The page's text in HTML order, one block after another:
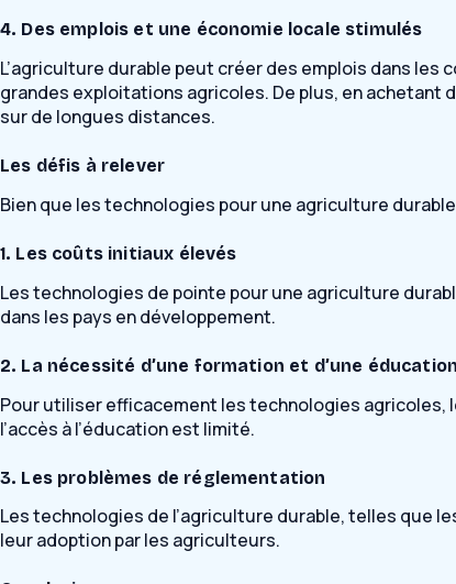
4. Des emplois et une économie locale stimulés
L’agriculture durable peut créer des emplois dans
grandes exploitations agricoles. De plus, en achetant
sur de longues distances.
Les défis à relever
Bien que les technologies pour une agriculture
1. Les coûts initiaux élevés
Les technologies de pointe pour une agriculture
dans les pays en développement.
2. La nécessité d’une formation et d’une éducation
Pour utiliser efficacement les technologies
l’accès à l’éducation est limité.
3. Les problèmes de réglementation
Les technologies de l’agriculture durable, telles que
leur adoption par les agriculteurs.